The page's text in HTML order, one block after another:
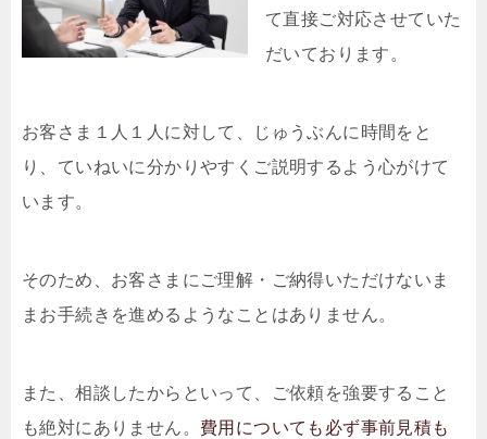
て直接ご対応させていた
だいております。
お客さま１人１人に対して、じゅうぶんに時間をと
り、ていねいに分かりやすくご説明するよう心がけて
います。
そのため、お客さまにご理解・ご納得いただけないま
まお手続きを進めるようなことはありません。
また、相談したからといって、ご依頼を強要すること
も絶対にありません。 費用についても必ず事前見積も